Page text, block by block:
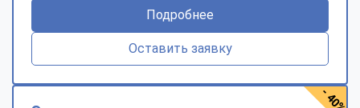
Подробнее
Оставить заявку
- 40%